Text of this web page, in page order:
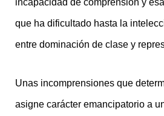
que ha dificultado hasta la
entre dominación de clase y
Unas incomprensiones que
asigne carácter emancipatorio a